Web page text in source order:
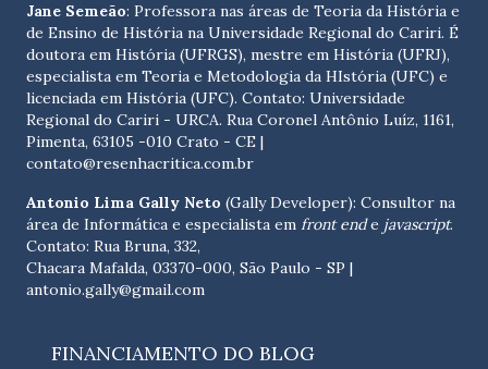
Jane Semeão: Professora nas áreas de Teoria da História e
de Ensino de História na Universidade Regional do Cariri. É
doutora em História (UFRGS), mestre em História (UFRJ),
especialista em Teoria e Metodologia da HIstória (UFC) e
licenciada em História (UFC). Contato: Universidade
Regional do Cariri - URCA. Rua Coronel Antônio Luíz, 1161,
Pimenta, 63105 -010 Crato - CE |
contato@resenhacritica.com.br
Antonio Lima Gally Neto (Gally Developer): Consultor na
área de Informática e especialista em front ende javascript.
Contato: Rua Bruna, 332,
Chacara Mafalda, 03370-000, São Paulo - SP |
antonio.gally@gmail.com
FINANCIAMENTO DO BLOG